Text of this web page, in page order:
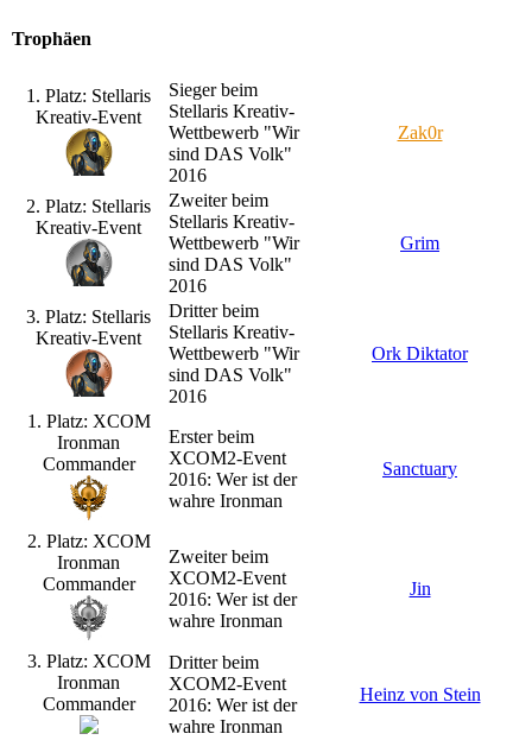
Trophäen
1. Platz: Stellaris
Kreativ-Event
Sieger beim
Stellaris Kreativ-
Wettbewerb "Wir
sind DAS Volk"
2016
Zak0r
2. Platz: Stellaris
Kreativ-Event
Zweiter beim
Stellaris Kreativ-
Wettbewerb "Wir
sind DAS Volk"
2016
Grim
3. Platz: Stellaris
Kreativ-Event
Dritter beim
Stellaris Kreativ-
Wettbewerb "Wir
sind DAS Volk"
2016
Ork Diktator
1. Platz: XCOM
Ironman
Commander
Erster beim
XCOM2-Event
2016: Wer ist der
wahre Ironman
Sanctuary
2. Platz: XCOM
Ironman
Commander
Zweiter beim
XCOM2-Event
2016: Wer ist der
wahre Ironman
Jin
3. Platz: XCOM
Ironman
Commander
Dritter beim
XCOM2-Event
2016: Wer ist der
wahre Ironman
Heinz von Stein